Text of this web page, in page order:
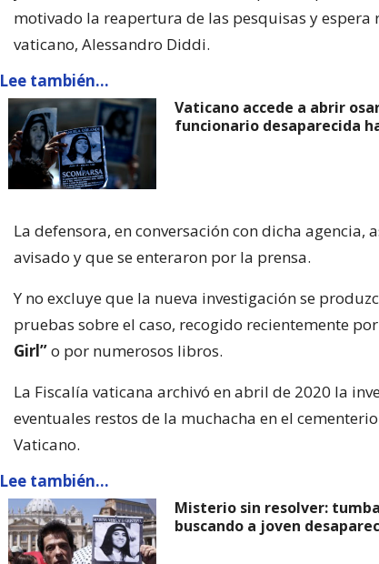
motivado la reapertura de las pesquisas y
vaticano, Alessandro Diddi.
Lee también...
Vaticano accede a abrir
funcionario desaparecida
La defensora, en conversación con dicha agencia,
avisado y que se enteraron por la prensa.
Y no excluye que la nueva investigación se
pruebas sobre el caso, recogido recientemente
Girl”o por numerosos libros.
La Fiscalía vaticana archivó en abril de 2020 la
eventuales restos de la muchacha en el
Vaticano.
Lee también...
Misterio sin resolver:
buscando a joven